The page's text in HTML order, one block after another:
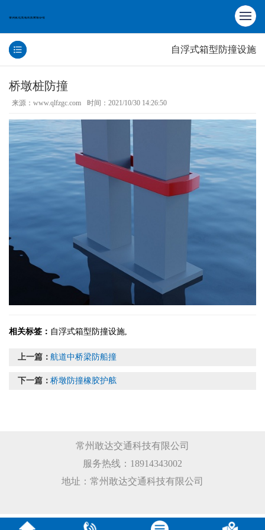
自浮式箱型防撞设施
桥墩桩防撞
来源：www.qlfzgc.com 时间：2021/10/30 14:26:50
相关标签： 自浮式箱型防撞设施
上一篇：航道中桥梁防船撞
下一篇：桥墩防撞橡胶护舷
常州敢达交通科技有限公司
服务热线：18914343002
地址：常州敢达交通科技有限公司